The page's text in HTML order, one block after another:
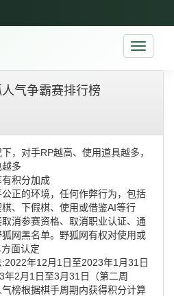
Toggle
气争霸赛排行榜
，对手RP越高、使用道具越多，
多
积分加成
正的环境，任何作弊行为，包括
棋、下假棋、使用或借鉴AI等行
消参赛资格、取消职业认证、通
网黑名单。野狐网有权对使用或
面认定
年12月1日至2023年1月31日
年2月1日至3月31日（第二周
榜根据棋手周期内获得积分计算